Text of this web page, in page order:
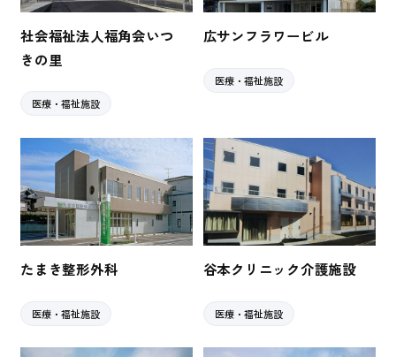
社会福祉法人福角会いつ
きの里
医療・福祉施設
広サンフラワービル
医療・福祉施設
たまき整形外科
医療・福祉施設
谷本クリニック介護施設
医療・福祉施設